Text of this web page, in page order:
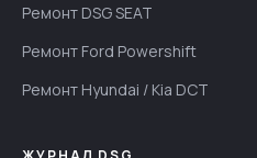
Ремонт DSG SEAT
Ремонт Ford Powershift
Ремонт Hyundai / Kia DCT